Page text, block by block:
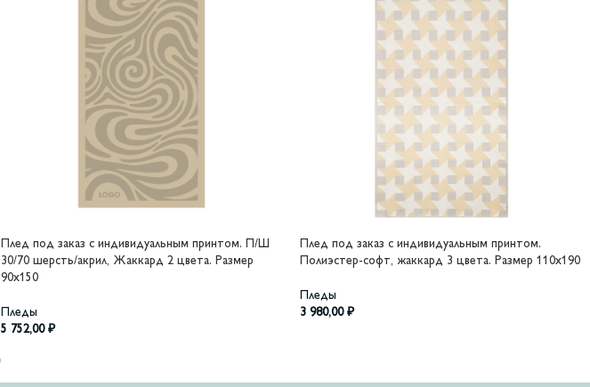
Плед под заказ с индивидуальным принтом. П/Ш
30/70 шерсть/акрил, Жаккард 2 цвета. Размер
90х150
Пледы
5 752,00 ₽
Плед под заказ с индивидуальным принтом.
Полиэстер-софт, жаккард 3 цвета. Размер 110х190
Пледы
3 980,00 ₽